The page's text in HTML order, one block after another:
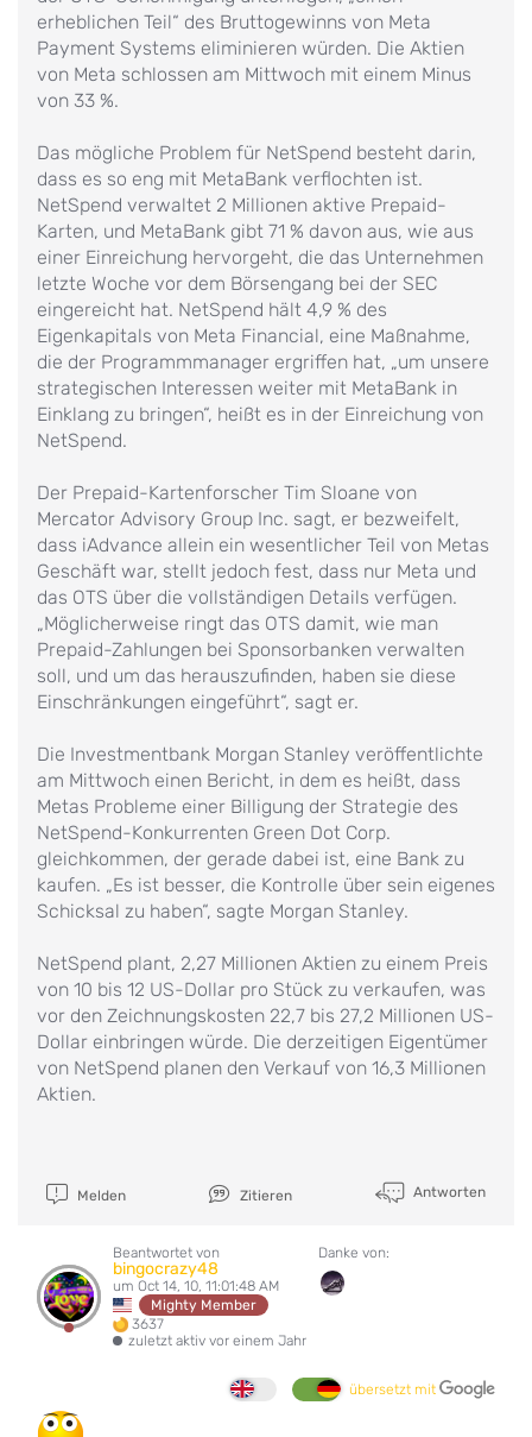
erheblichen Teil“ des Bruttogewinns von Meta
Payment Systems eliminieren würden. Die Aktien
von Meta schlossen am Mittwoch mit einem Minus
von 33 %.
Das mögliche Problem für NetSpend besteht darin,
dass es so eng mit MetaBank verflochten ist.
NetSpend verwaltet 2 Millionen aktive Prepaid-
Karten, und MetaBank gibt 71 % davon aus, wie aus
einer Einreichung hervorgeht, die das Unternehmen
letzte Woche vor dem Börsengang bei der SEC
eingereicht hat. NetSpend hält 4,9 % des
Eigenkapitals von Meta Financial, eine Maßnahme,
die der Programmmanager ergriffen hat, „um unsere
strategischen Interessen weiter mit MetaBank in
Einklang zu bringen“, heißt es in der Einreichung von
NetSpend.
Der Prepaid-Kartenforscher Tim Sloane von
Mercator Advisory Group Inc. sagt, er bezweifelt,
dass iAdvance allein ein wesentlicher Teil von Metas
Geschäft war, stellt jedoch fest, dass nur Meta und
das OTS über die vollständigen Details verfügen.
„Möglicherweise ringt das OTS damit, wie man
Prepaid-Zahlungen bei Sponsorbanken verwalten
soll, und um das herauszufinden, haben sie diese
Einschränkungen eingeführt“, sagt er.
Die Investmentbank Morgan Stanley veröffentlichte
am Mittwoch einen Bericht, in dem es heißt, dass
Metas Probleme einer Billigung der Strategie des
NetSpend-Konkurrenten Green Dot Corp.
gleichkommen, der gerade dabei ist, eine Bank zu
kaufen. „Es ist besser, die Kontrolle über sein eigenes
Schicksal zu haben“, sagte Morgan Stanley.
NetSpend plant, 2,27 Millionen Aktien zu einem Preis
von 10 bis 12 US-Dollar pro Stück zu verkaufen, was
vor den Zeichnungskosten 22,7 bis 27,2 Millionen US-
Dollar einbringen würde. Die derzeitigen Eigentümer
von NetSpend planen den Verkauf von 16,3 Millionen
Aktien.
Melden Zitieren Antworten
Beantwortet von
bingocrazy48
um Oct 14, 10, 11:01:48 AM
Mighty Member
3637
zuletzt aktiv vor einem Jahr
Danke von:
übersetzt mit